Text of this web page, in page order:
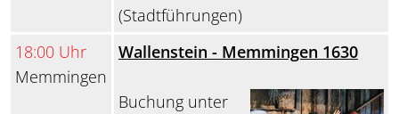
(Stadtführungen)
18:00 Uhr
Memmingen
Wallenstein - Memmingen 1630
Buchung unter